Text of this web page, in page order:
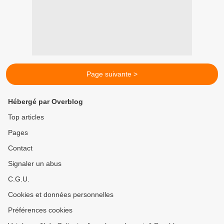
Page suivante >
Hébergé par Overblog
Top articles
Pages
Contact
Signaler un abus
C.G.U.
Cookies et données personnelles
Préférences cookies